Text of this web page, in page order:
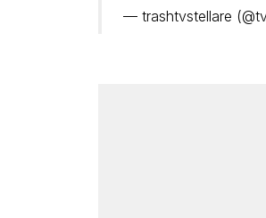
— trashtvstellare